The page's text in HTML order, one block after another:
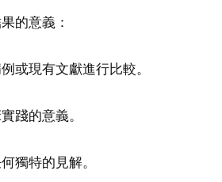
的意義：
或現有文獻進行比較。
踐的意義。
獨特的見解。